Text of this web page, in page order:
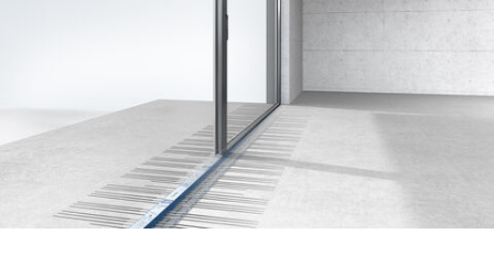
Referenzen
Unternehmen